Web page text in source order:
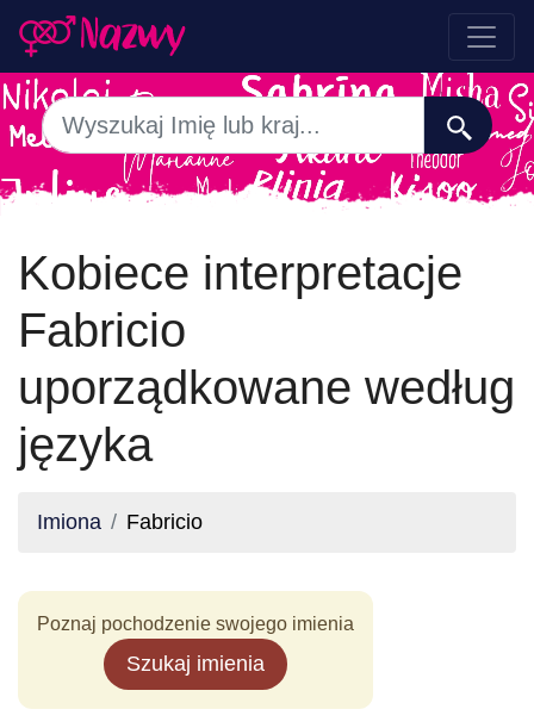
Kobiece interpretacje
Fabricio
uporządkowane według
języka
Imiona Fabricio
Poznaj pochodzenie swojego imienia
Szukaj imienia